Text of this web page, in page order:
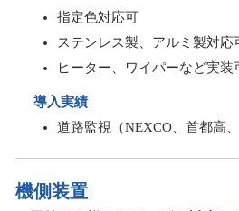
指定色対応可
ステンレス製、アルミ製対応
ヒーター、ワイパーなど実装
導入実績
道路監視（NEXCO、首都高、
機側装置